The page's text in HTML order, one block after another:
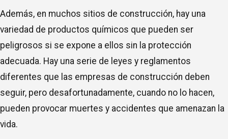
Además, en muchos sitios de construcción, hay una
variedad de productos químicos que pueden ser
peligrosos si se expone a ellos sin la protección
adecuada. Hay una serie de leyes y reglamentos
diferentes que las empresas de construcción deben
seguir, pero desafortunadamente, cuando no lo hacen,
pueden provocar muertes y accidentes que amenazan la
vida.